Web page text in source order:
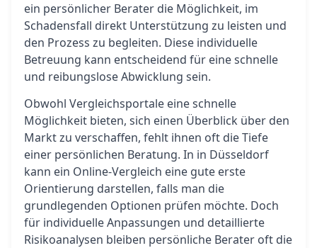
ein persönlicher Berater die Möglichkeit, im
Schadensfall direkt Unterstützung zu leisten und
den Prozess zu begleiten. Diese individuelle
Betreuung kann entscheidend für eine schnelle
und reibungslose Abwicklung sein.
Obwohl Vergleichsportale eine schnelle
Möglichkeit bieten, sich einen Überblick über den
Markt zu verschaffen, fehlt ihnen oft die Tiefe
einer persönlichen Beratung. In in Düsseldorf
kann ein Online-Vergleich eine gute erste
Orientierung darstellen, falls man die
grundlegenden Optionen prüfen möchte. Doch
für individuelle Anpassungen und detaillierte
Risikoanalysen bleiben persönliche Berater oft die